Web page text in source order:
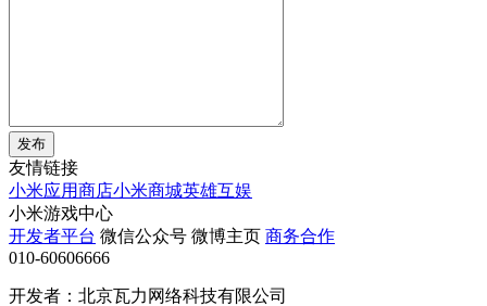
发布
友情链接
小米应用商店小米商城英雄互娱
小米游戏中心
开发者平台 微信公众号 微博主页 商务合作
010-60606666
开发者：北京瓦力网络科技有限公司